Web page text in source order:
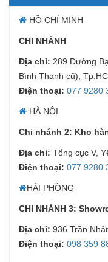
HỒ CHÍ MINH
CHI NHÁNH
Địa chỉ: 289 Đường
Bình Thạnh cũ),
Điện thoại: 077 9280
HÀ NỘI
Chi nhánh 2: Kho
Địa chỉ: Tổng cục V,
Điện thoại: 077 9280
HẢI PHÒNG
CHI NHÁNH 3:
Địa chỉ: 936 Trần
Điện thoại: 098 359